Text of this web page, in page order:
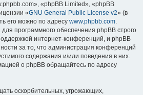
«phpBB Limited», «phpBB
«GNU General Public License v2» (в
его можно по адресу www.phpbb.com.
программного обеспечения phpBB строго
интернет-конференций, и phpBB
за то, что администрация конференций
содержания и/или поведения в них.
о phpBB обращайтесь по адресу
оскорбительных, угрожающих,